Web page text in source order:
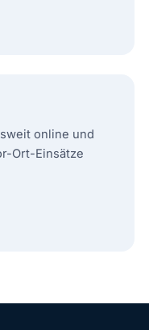
online und
Ort-Einsätze